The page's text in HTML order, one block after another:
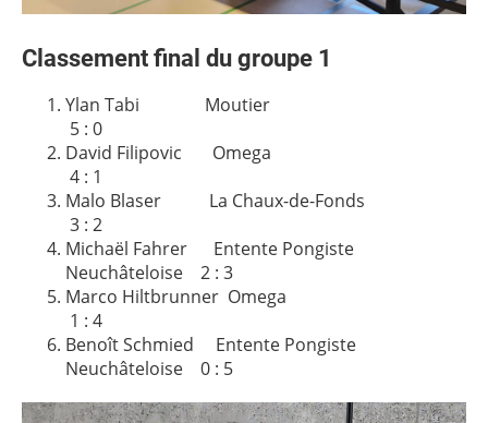
Classement final du groupe 1
Ylan Tabi Moutier
5 : 0
David Filipovic Omega
4 : 1
Malo Blaser La Chaux-de-Fonds
3 : 2
Michaël Fahrer Entente Pongiste
Neuchâteloise 2 : 3
Marco Hiltbrunner Omega
1 : 4
Benoît Schmied Entente Pongiste
Neuchâteloise 0 : 5